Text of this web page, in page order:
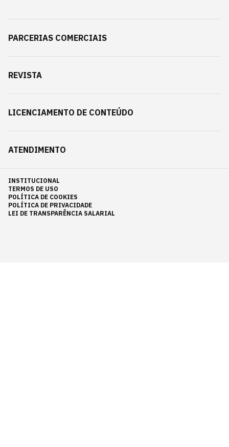
PARCERIAS COMERCIAIS
REVISTA
LICENCIAMENTO DE CONTEÚDO
ATENDIMENTO
INSTITUCIONAL
TERMOS DE USO
POLÍTICA DE COOKIES
POLÍTICA DE PRIVACIDADE
LEI DE TRANSPARÊNCIA SALARIAL